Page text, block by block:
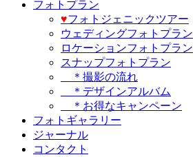
フォトプラン
♥️フォトジェニックツアー
ウェディングフォトプラン
ロケーションフォトプラン
スナップフォトプラン
＊撮影の流れ
＊デザインアルバム
＊お得なキャンペーン
フォトギャラリー
ジャーナル
コンタクト